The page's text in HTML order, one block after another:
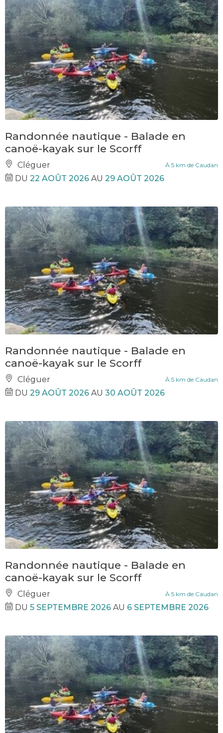
Randonnée nautique - Balade en
canoë-kayak sur le Scorff
Cléguer À 5 km de Caudan
DU 22 AOÛT 2026 AU 29 AOÛT 2026
Randonnée nautique - Balade en
canoë-kayak sur le Scorff
Cléguer À 5 km de Caudan
DU 29 AOÛT 2026 AU 30 AOÛT 2026
Randonnée nautique - Balade en
canoë-kayak sur le Scorff
Cléguer À 5 km de Caudan
DU 5 SEPTEMBRE 2026 AU 6 SEPTEMBRE 2026